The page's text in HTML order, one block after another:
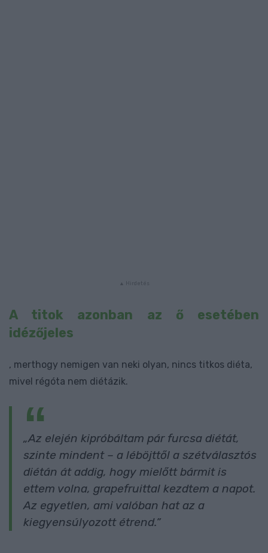
A titok azonban az ő esetében
idézőjeles
, merthogy nemigen van neki olyan, nincs titkos diéta,
mivel régóta nem diétázik.
„Az elején kipróbáltam pár furcsa diétát,
szinte mindent – a léböjttől a szétválasztós
diétán át addig, hogy mielőtt bármit is
ettem volna, grapefruittal kezdtem a napot.
Az egyetlen, ami valóban hat az a
kiegyensúlyozott étrend.”